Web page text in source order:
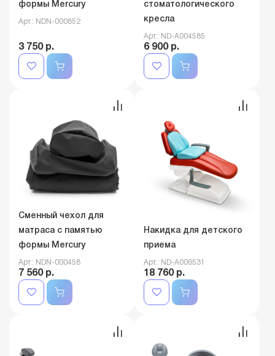
формы Mercury
Арт.: NDN-000852
3 750 р.
стоматологического
кресла
Арт.: ND-A004585
6 900 р.
Сменный чехол для
матраса с памятью
формы Mercury
Арт.: NDN-000458
7 560 р.
Накидка для детского
приема
Арт.: ND-A006531
18 760 р.